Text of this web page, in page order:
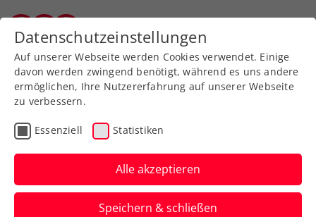
Zurück zur Newsübersicht
ATP
Erste Bank Open:
Rodionov fordert de
Minaur
Datenschutzeinstellungen
Auf unserer Webseite werden Cookies verwendet. Einige
davon werden zwingend benötigt, während es uns andere
ermöglichen, Ihre Nutzererfahrung auf unserer Webseite
zu verbessern.
Essenziell Statistiken
Alle akzeptieren
Speichern & schließen